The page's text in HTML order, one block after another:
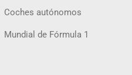
Coches autónomos
Mundial de Fórmula 1